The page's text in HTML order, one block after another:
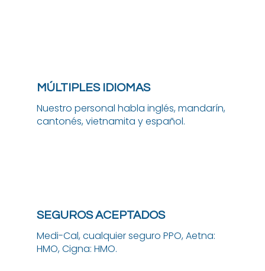
MÚLTIPLES IDIOMAS
Nuestro personal habla inglés, mandarín,
cantonés, vietnamita y español.
SEGUROS ACEPTADOS
Medi-Cal, cualquier seguro PPO, Aetna:
HMO, Cigna: HMO.